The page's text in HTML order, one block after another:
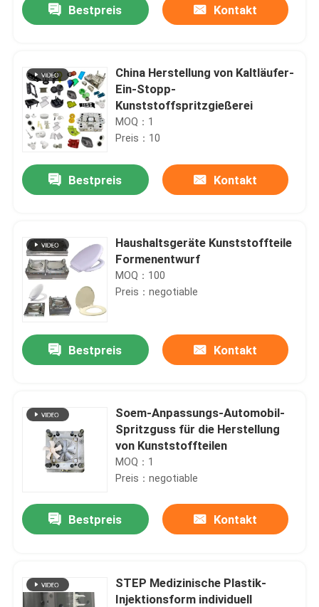
Bestpreis Kontakt
China Herstellung von Kaltläufer-
Ein-Stopp-
Kunststoffspritzgießerei
MOQ：1
Preis：10
Bestpreis Kontakt
Haushaltsgeräte Kunststoffteile
Formenentwurf
MOQ：100
Preis：negotiable
Bestpreis Kontakt
Soem-Anpassungs-Automobil-
Spritzguss für die Herstellung
von Kunststoffteilen
MOQ：1
Preis：negotiable
Bestpreis Kontakt
STEP Medizinische Plastik-
Injektionsform individuell